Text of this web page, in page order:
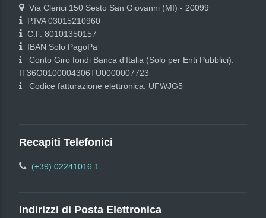
Via Clerici 150 Sesto San Giovanni (MI) - 20099
P.IVA 03015210960
C.F. 80101350157
IBAN Solo PagoPa
Conto Giro fondi Banca d'Italia (Solo per Enti Pubblici):
IT36O0100004306TU0000007723
Codice fatturazione elettronica: UFWJG5
Recapiti Telefonici
(+39) 02241016.1
Indirizzi di Posta Elettronica